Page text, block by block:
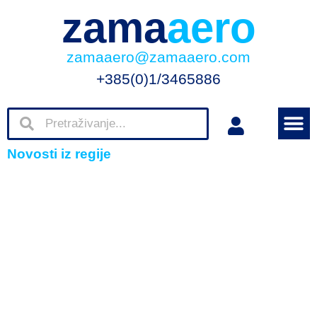
zamaaero
zamaaero@zamaaero.com
+385(0)1/3465886
Novosti iz regije